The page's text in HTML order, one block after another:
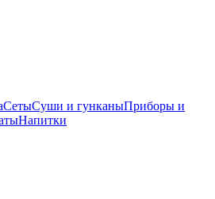
СетыСуши и гунканыПриборы и
Напитки